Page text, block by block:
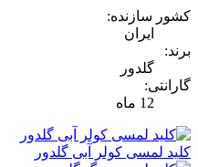
کشور سازنده:
ایران
برند:
گلدور
گارانتی:
12 ماه
کلید لمسی کولر آبی گلدور